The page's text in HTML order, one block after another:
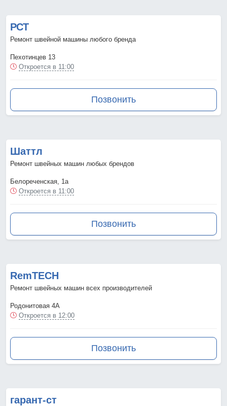
РСТ
Ремонт швейной машины любого бренда
Пехотинцев 13
Откроется в 11:00
Позвонить
Шаттл
Ремонт швейных машин любых брендов
Белореченская, 1а
Откроется в 11:00
Позвонить
RemTECH
Ремонт швейных машин всех производителей
Родонитовая 4А
Откроется в 12:00
Позвонить
гарант-ст